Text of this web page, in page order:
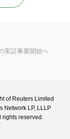
実証事業開始へ
of Reuters Limited
Network LP, LLLP
rights reserved.